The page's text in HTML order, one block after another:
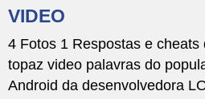
VIDEO
4 Fotos 1 Respostas e
topaz video palavras do
Android da desenvolvedora